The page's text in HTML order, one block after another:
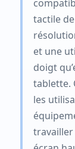
tactile
et une
doigt
tablette.
les